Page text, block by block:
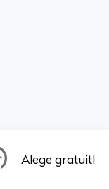
Alege gratuit!